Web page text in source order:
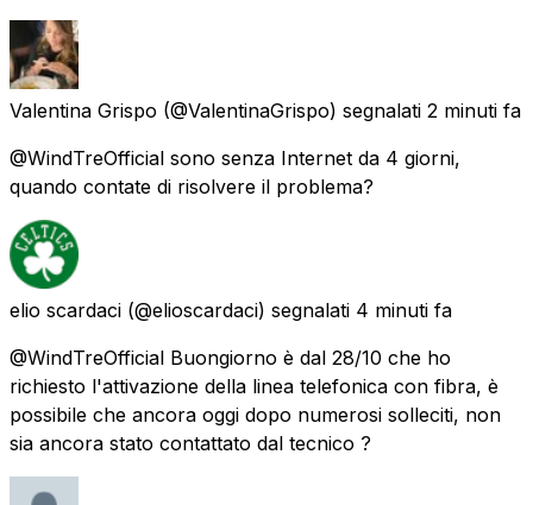
Valentina Grispo (@ValentinaGrispo) segnalati 2 minuti fa
@WindTreOfficial sono senza Internet da 4 giorni,
quando contate di risolvere il problema?
elio scardaci (@elioscardaci) segnalati 4 minuti fa
@WindTreOfficial Buongiorno è dal 28/10 che ho
richiesto l'attivazione della linea telefonica con fibra, è
possibile che ancora oggi dopo numerosi solleciti, non
sia ancora stato contattato dal tecnico ?